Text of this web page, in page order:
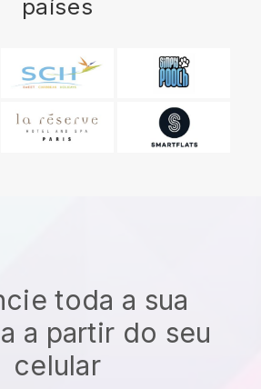
países
toda a sua
a partir do seu
celular